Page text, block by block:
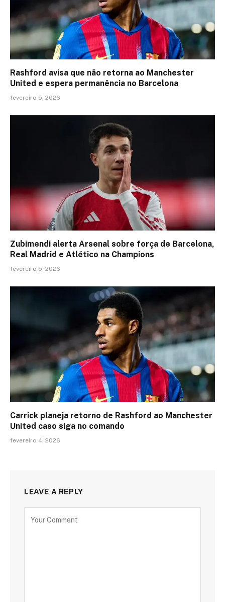
Rashford avisa que não retorna ao Manchester
United e espera permanência no Barcelona
fevereiro 5, 2026
Zubimendi alerta Arsenal sobre força de Barcelona,
Real Madrid e Atlético na Champions
fevereiro 5, 2026
Carrick planeja retorno de Rashford ao Manchester
United caso siga no comando
fevereiro 4, 2026
LEAVE A REPLY